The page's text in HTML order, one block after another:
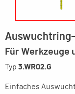
Auswuchtring-
Für Werkzeuge
Typ 3.WR02.G
Einfaches